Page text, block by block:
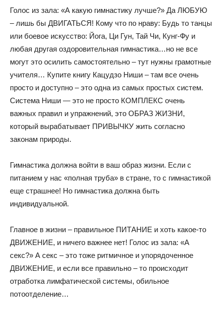
Голос из зала: «А какую гимнастику лучше?» Да ЛЮБУЮ
– лишь бы ДВИГАТЬСЯ! Кому что по нраву: Будь то танцы
или боевое искусство: Йога, Ци Гун, Тай Чи, Кунг-Фу и
любая другая оздоровительная гимнастика…но не все
могут это осилить самостоятельно – тут нужны грамотные
учителя… Купите книгу Кацудзо Ниши – там все очень
просто и доступно – это одна из самых простых систем.
Система Ниши — это не просто КОМПЛЕКС очень
важных правил и упражнений, это ОБРАЗ ЖИЗНИ,
который вырабатывает ПРИВЫЧКУ жить согласно
законам природы.
Гимнастика должна войти в ваш образ жизни. Если с
питанием у нас «полная труба» в стране, то с гимнастикой
еще страшнее! Но гимнастика должна быть
индивидуальной.
Главное в жизни – правильное ПИТАНИЕ и хоть какое-то
ДВИЖЕНИЕ, и ничего важнее нет! Голос из зала: «А
секс?» А секс – это тоже ритмичное и упорядоченное
ДВИЖЕНИЕ, и если все правильно – то происходит
отработка лимфатической системы, обильное
потоотделение…